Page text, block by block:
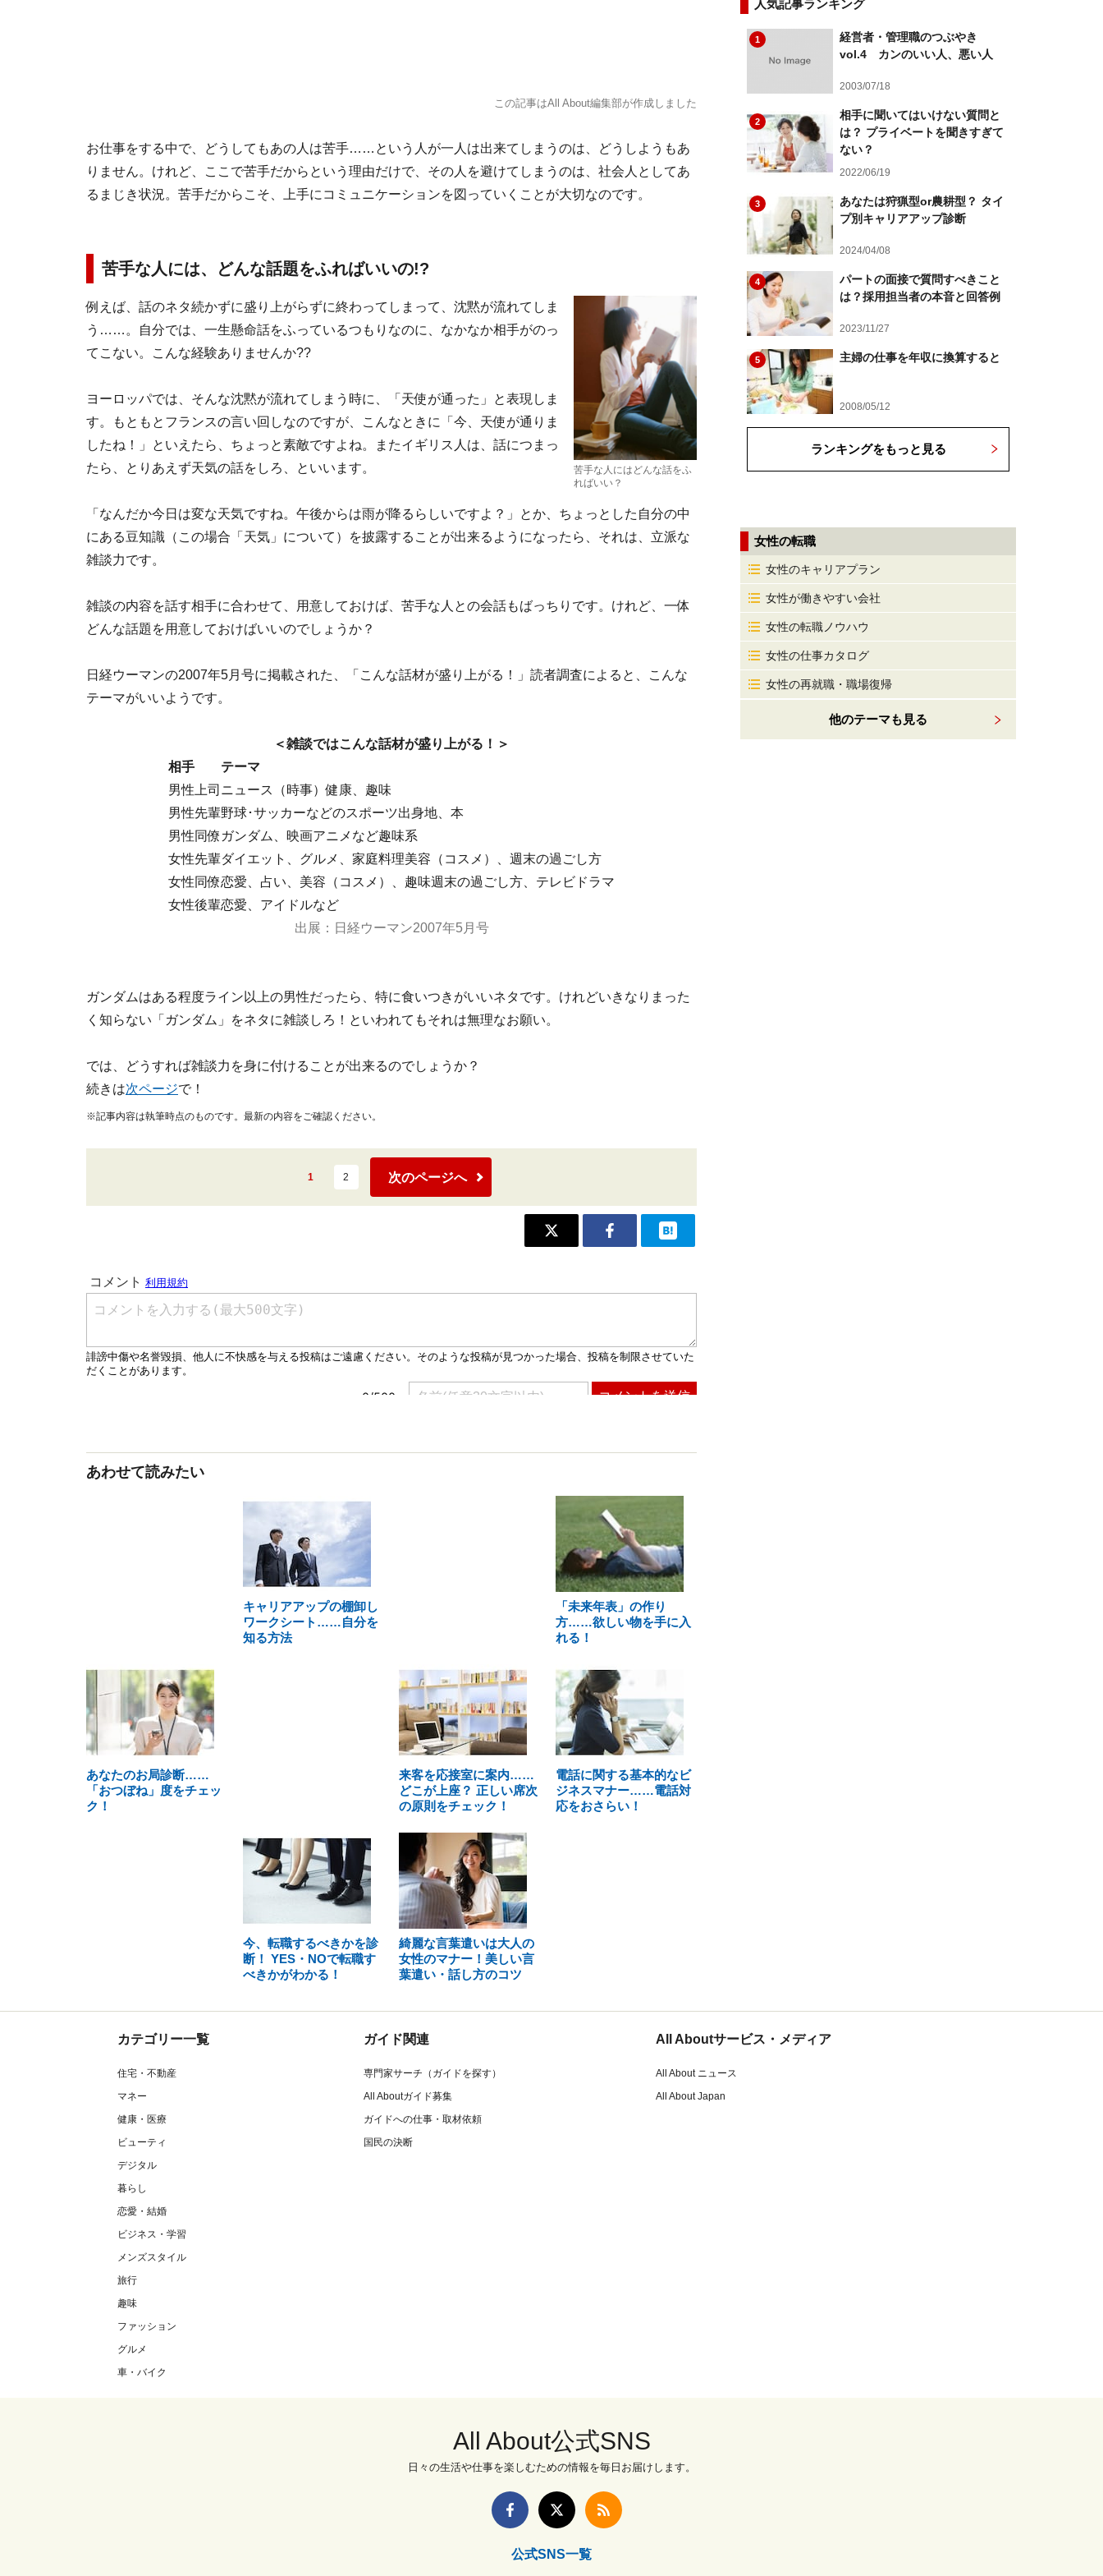
この記事はAll About編集部が作成しました
お仕事をする中で、どうしてもあの人は苦手……という人が一人は出来てしまうのは、どうしようもあ
りません。けれど、ここで苦手だからという理由だけで、その人を避けてしまうのは、社会人としてあ
るまじき状況。苦手だからこそ、上手にコミュニケーションを図っていくことが大切なのです。
苦手な人には、どんな話題をふればいいの!?
苦手な人にはどんな話をふ
ればいい？
例えば、話のネタ続かずに盛り上がらずに終わってしまって、沈黙が流れてしま
う……。自分では、一生懸命話をふっているつもりなのに、なかなか相手がのっ
てこない。こんな経験ありませんか??
ヨーロッパでは、そんな沈黙が流れてしまう時に、「天使が通った」と表現しま
す。もともとフランスの言い回しなのですが、こんなときに「今、天使が通りま
したね！」といえたら、ちょっと素敵ですよね。またイギリス人は、話につまっ
たら、とりあえず天気の話をしろ、といいます。
「なんだか今日は変な天気ですね。午後からは雨が降るらしいですよ？」とか、ちょっとした自分の中
にある豆知識（この場合「天気」について）を披露することが出来るようになったら、それは、立派な
雑談力です。
雑談の内容を話す相手に合わせて、用意しておけば、苦手な人との会話もばっちりです。けれど、一体
どんな話題を用意しておけばいいのでしょうか？
日経ウーマンの2007年5月号に掲載された、「こんな話材が盛り上がる！」読者調査によると、こんな
テーマがいいようです。
＜雑談ではこんな話材が盛り上がる！＞
相手
テーマ
男性上司 ニュース（時事）健康、趣味
男性先輩野球･サッカーなどのスポーツ出身地、本
男性同僚 ガンダム、映画アニメなど趣味系
女性先輩ダイエット、グルメ、家庭料理美容（コスメ）、週末の過ごし方
女性同僚恋愛、占い、美容（コスメ）、趣味週末の過ごし方、テレビドラマ
女性後輩恋愛、アイドルなど
出展：日経ウーマン2007年5月号
ガンダムはある程度ライン以上の男性だったら、特に食いつきがいいネタです。けれどいきなりまった
く知らない「ガンダム」をネタに雑談しろ！といわれてもそれは無理なお願い。
では、どうすれば雑談力を身に付けることが出来るのでしょうか？
続きは次ページで！
※記事内容は執筆時点のものです。最新の内容をご確認ください。
1 2 次のページへ
あわせて読みたい
キャリアアップの棚卸し
ワークシート……自分を
知る方法
「未来年表」の作り
方……欲しい物を手に入
れる！
あなたのお局診断……
「おつぼね」度をチェッ
ク！
来客を応接室に案内……
どこが上座？ 正しい席次
の原則をチェック！
電話に関する基本的なビ
ジネスマナー……電話対
応をおさらい！
今、転職するべきかを診
断！ YES・NOで転職す
べきかがわかる！
綺麗な言葉遣いは大人の
女性のマナー！美しい言
葉遣い・話し方のコツ
人気記事ランキング
1
経営者・管理職のつぶやき
vol.4 カンのいい人、悪い人
2003/07/18
2
相手に聞いてはいけない質問と
は？ プライベートを聞きすぎて
ない？
2022/06/19
3
あなたは狩猟型or農耕型？ タイ
プ別キャリアアップ診断
2024/04/08
4
パートの面接で質問すべきこと
は？採用担当者の本音と回答例
2023/11/27
5 主婦の仕事を年収に換算すると
2008/05/12
ランキングをもっと見る
女性の転職
女性のキャリアプラン
女性が働きやすい会社
女性の転職ノウハウ
女性の仕事カタログ
女性の再就職・職場復帰
他のテーマも見る
カテゴリー一覧
住宅・不動産
マネー
健康・医療
ビューティ
デジタル
暮らし
恋愛・結婚
ビジネス・学習
メンズスタイル
旅行
趣味
ファッション
グルメ
車・バイク
ガイド関連
専門家サーチ（ガイドを探す）
All Aboutガイド募集
ガイドへの仕事・取材依頼
国民の決断
All Aboutサービス・メディア
All About ニュース
All About Japan
All About公式SNS
日々の生活や仕事を楽しむための情報を毎日お届けします。
公式SNS一覧